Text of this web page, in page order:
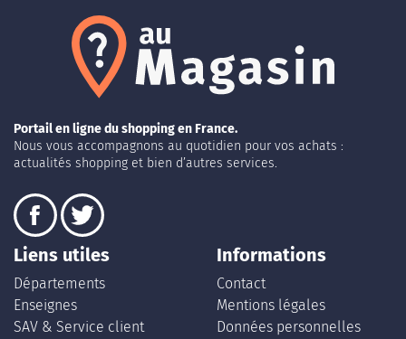
Portail en ligne du shopping en France.
Nous vous accompagnons au quotidien pour vos achats :
actualités shopping et bien d’autres services.
Liens utiles
Départements
Enseignes
SAV & Service client
Informations
Contact
Mentions légales
Données personnelles